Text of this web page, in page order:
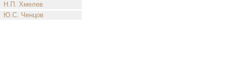
Н.П. Хмелев
Ю.С. Ченцов